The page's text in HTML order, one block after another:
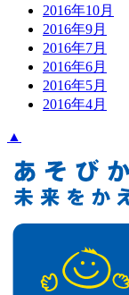
2016年10月
2016年9月
2016年7月
2016年6月
2016年5月
2016年4月
▲